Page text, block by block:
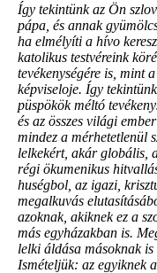
Így tekintünk az Ön
pápa, és annak
ha elmélyíti a hívo
katolikus testvéreink
tevékenységére is, mint
képviseloje. Így
püspökök méltó
és az összes világi
mindez a mérhetetlenül
lelkekért, akár globális,
régi ökumenikus
huségbol, az igazi,
megalkuvás
azoknak, akiknek ez a
más egyházakban is.
lelki áldása másoknak
Ismételjük: az egyiknek